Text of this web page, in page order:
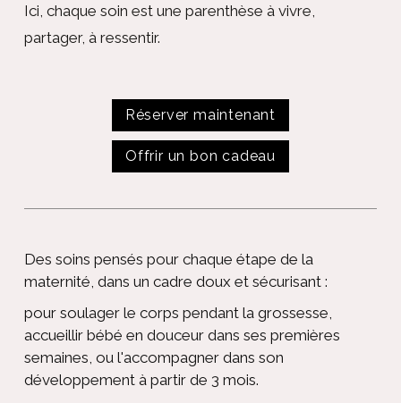
Ici, chaque soin est une parenthèse à vivre,
partager, à ressentir.
Réserver maintenant
Offrir un bon cadeau
Des soins pensés pour chaque étape de la
maternité, dans un cadre doux et sécurisant :
pour soulager le corps pendant la grossesse,
accueillir bébé en douceur dans ses premières
semaines, ou l'accompagner dans son
développement à partir de 3 mois.